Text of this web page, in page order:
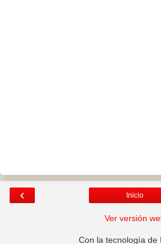
‹ Inicio
Ver versión
Con la tecnología de